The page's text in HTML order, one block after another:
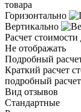
товара
Горизонтально
Вертикально
Расчет стоимости
Не отображать
Подробный
Краткий расчет
подробный расчет
Вид отзывов
Стандартные